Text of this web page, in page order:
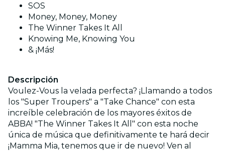
SOS
Money, Money, Money
The Winner Takes It All
Knowing Me, Knowing You
& ¡Más!
Descripción
Voulez-Vous la velada perfecta? ¡Llamando a todos
los "Super Troupers" a "Take Chance" con esta
increíble celebración de los mayores éxitos de
ABBA! "The Winner Takes It All" con esta noche
única de música que definitivamente te hará decir
¡Mamma Mia, tenemos que ir de nuevo! Ven al